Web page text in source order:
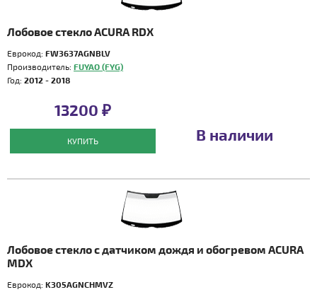
Лобовое стекло ACURA RDX
Еврокод: FW3637AGNBLV
Производитель: FUYAO (FYG)
Год: 2012 - 2018
13200 ₽
КУПИТЬ В наличии
Лобовое стекло с датчиком дождя и обогревом ACURA
MDX
Еврокод: K305AGNCHMVZ